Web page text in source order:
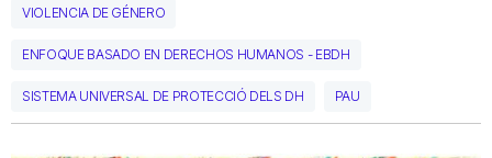
VIOLENCIA DE GÉNERO
ENFOQUE BASADO EN DERECHOS HUMANOS - EBDH
SISTEMA UNIVERSAL DE PROTECCIÓ DELS DH PAU